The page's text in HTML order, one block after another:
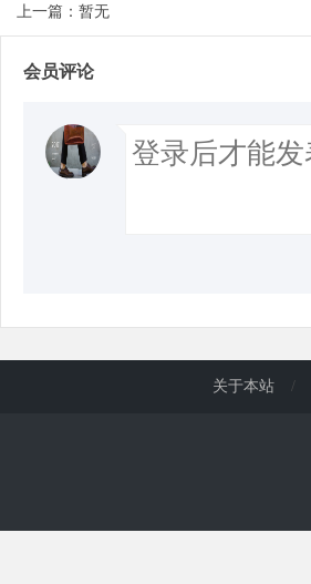
上一篇：暂无
会员评论
关于本站 /